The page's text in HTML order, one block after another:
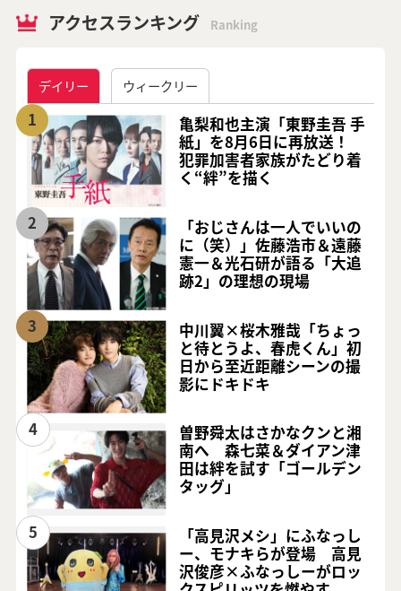
アクセスランキング Ranking
デイリー ウィークリー
1
亀梨和也主演「東野圭吾 手
紙」を8月6日に再放送！
犯罪加害者家族がたどり着
く“絆”を描く
2
「おじさんは一人でいいの
に（笑）」佐藤浩市＆遠藤
憲一＆光石研が語る「大追
跡2」の理想の現場
3
中川翼×桜木雅哉「ちょっ
と待とうよ、春虎くん」初
日から至近距離シーンの撮
影にドキドキ
4
曽野舜太はさかなクンと湘
南へ 森七菜＆ダイアン津
田は絆を試す「ゴールデン
タッグ」
5
「高見沢メシ」にふなっし
ー、モナキらが登場 高見
沢俊彦×ふなっしーがロッ